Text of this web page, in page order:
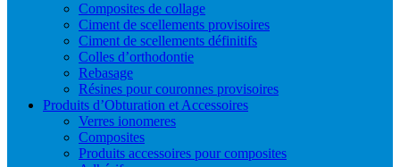
Composites de collage
Ciment de scellements provisoires
Ciment de scellements définitifs
Colles d’orthodontie
Rebasage
Résines pour couronnes provisoires
Produits d’Obturation et Accessoires
Verres ionomeres
Composites
Produits accessoires pour composites